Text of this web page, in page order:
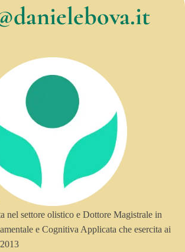
nel settore olistico e Dottore Magistrale in
e Cognitiva Applicata che esercita ai